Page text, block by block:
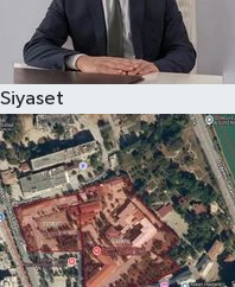
Siyaset
Yerel Yönetimler
Yurttan